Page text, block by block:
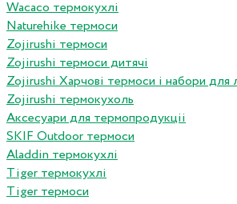
Wacaco термокухлі
Naturehike термоси
Zojirushi термоси
Zojirushi термоси дитячі
Zojirushi Харчові термоси і набори для
Zojirushi термокухоль
Аксесуари для термопродукціі
SKIF Outdoor термоси
Aladdin термокухлі
Tiger термокухлі
Tiger термоси